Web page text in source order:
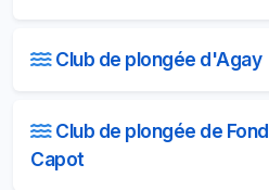
Club de plongée d'Agay
Club de plongée de Fond
Capot